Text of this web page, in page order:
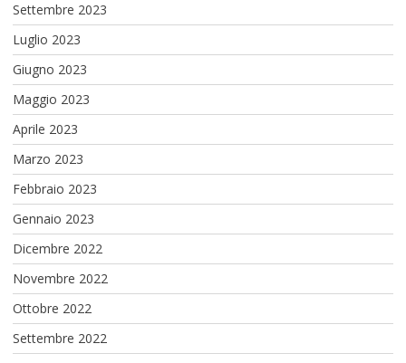
Settembre 2023
Luglio 2023
Giugno 2023
Maggio 2023
Aprile 2023
Marzo 2023
Febbraio 2023
Gennaio 2023
Dicembre 2022
Novembre 2022
Ottobre 2022
Settembre 2022